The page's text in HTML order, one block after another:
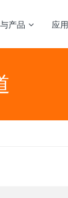
产品 应